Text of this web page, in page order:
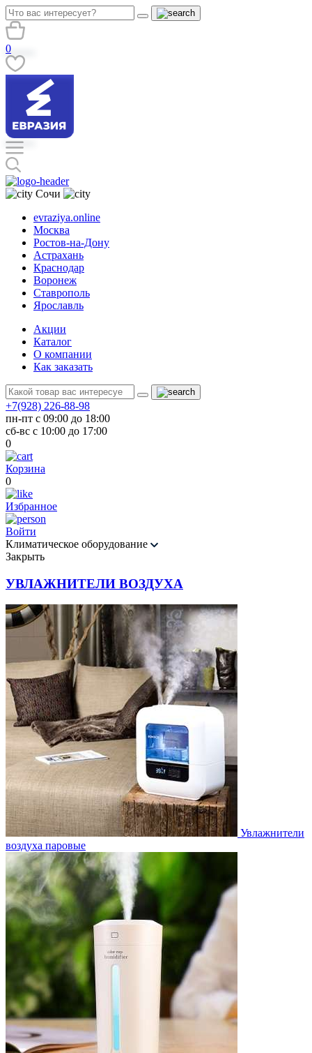
0
Сочи
evraziya.online
Москва
Ростов-на-Дону
Астрахань
Краснодар
Воронеж
Ставрополь
Ярославль
Акции
Каталог
О компании
Как заказать
+7(928) 226-88-98
пн-пт с 09:00 до 18:00
сб-вс с 10:00 до 17:00
0
Корзина
0
Избранное
Войти
Климатическое оборудование
Закрыть
УВЛАЖНИТЕЛИ ВОЗДУХА
Увлажнители
воздуха паровые